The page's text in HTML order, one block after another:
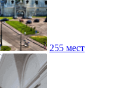
255 мест